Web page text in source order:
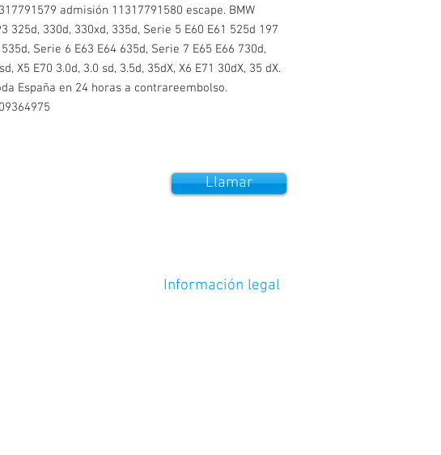
admisión 11317791580 escape. BMW
325d, 330d, 330xd, 335d, Serie 5 E60 E61 525d 197
Serie 6 E63 E64 635d, Serie 7 E65 E66 730d,
X5 E70 3.0d, 3.0 sd, 3.5d, 35dX, X6 E71 30dX, 35 dX.
España en 24 horas a contrareembolso.
Llamar
Información legal